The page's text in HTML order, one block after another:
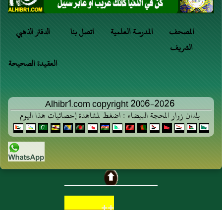
الدفتر الذهبي اتصل بنا المدرسة العلمية
المصحف
الشريف
العقيدة الصحيحة
Alhibr1.com copyright 2006-2026
بلدان زوار المحجة البيضاء : اضغط لمشاهدة إحصائيات هذا اليوم